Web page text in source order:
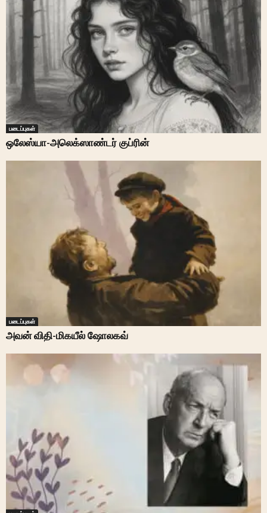
படைப்புகள்
ஒலேஸ்யா-அலெக்ஸாண்டர் குப்ரின்
படைப்புகள்
அவன் விதி-மிகயீல் ஷோலகவ்